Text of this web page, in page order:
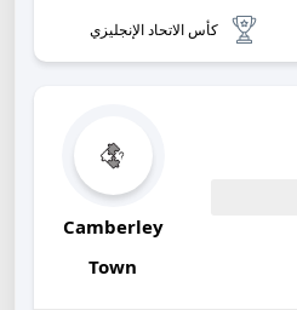
كأس الاتحاد الإنجليزي
Camberley
Town